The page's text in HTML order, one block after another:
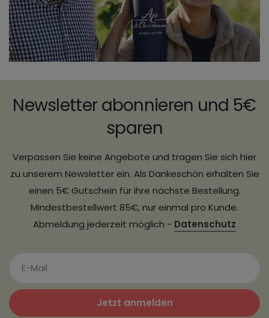
Newsletter abonnieren und 5€
sparen
Verpassen Sie keine Angebote und tragen Sie sich hier
zu unserem Newsletter ein. Als Dankeschön erhalten Sie
einen 5€ Gutschein für ihre nächste Bestellung.
Mindestbestellwert 85€, nur einmal pro Kunde.
Abmeldung jederzeit möglich - Datenschutz
Jetzt anmelden